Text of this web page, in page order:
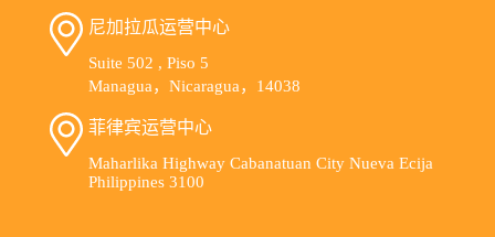
尼加拉瓜运营中心
Suite 502 , Piso 5
Managua，Nicaragua，14038
菲律宾运营中心
Maharlika Highway Cabanatuan City Nueva Ecija
Philippines 3100